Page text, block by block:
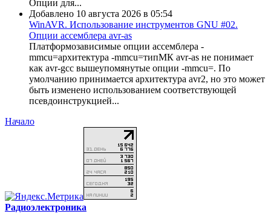
Опции для...
Добавлено 10 августа 2026 в 05:54
WinAVR. Использование инструментов GNU #02.
Опции ассемблера avr-as
Платформозависимые опции ассемблера -
mmcu=архитектура -mmcu=типМК avr-as не понимает
как avr-gcc вышеупомянутые опции -mmcu=. По
умолчанию принимается архитектура avr2, но это может
быть изменено использованием соответствующей
псевдоинструкцией...
Начало
Радиоэлектроника